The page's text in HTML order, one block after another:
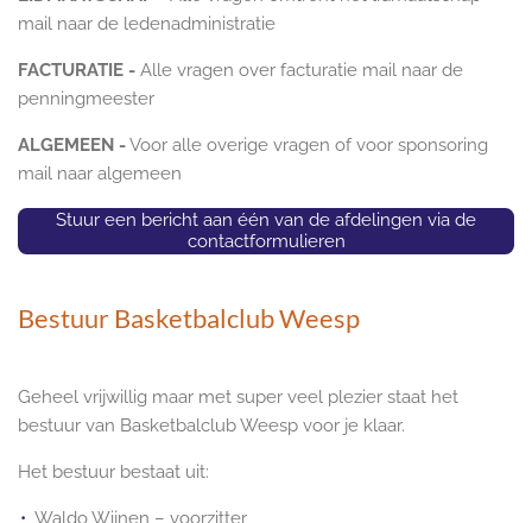
mail naar de ledenadministratie
FACTURATIE - Alle vragen over facturatie mail naar de
penningmeester
ALGEMEEN -Voor alle overige vragen of voor sponsoring
mail naar algemeen
Stuur een bericht aan één van de afdelingen via de
contactformulieren
Bestuur Basketbalclub Weesp
Geheel vrijwillig maar met super veel plezier staat het
bestuur van Basketbalclub Weesp voor je klaar.
Het bestuur bestaat uit:
Waldo Wijnen – voorzitter